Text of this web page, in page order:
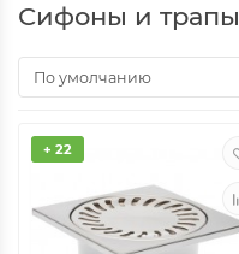
Сифоны и трапы
+ 22